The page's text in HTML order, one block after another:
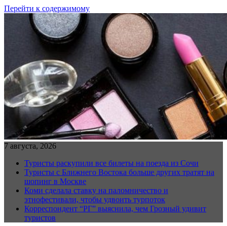
Перейти к содержимому
7 августа, 2026
Туристы раскупили все билеты на поезда из Сочи
Туристы с Ближнего Востока больше других тратят на
шопинг в Москве
Коми сделала ставку на паломничество и
этнофестивали, чтобы удвоить турпоток
Корреспондент “РГ” выяснила, чем Грозный удивит
туристов